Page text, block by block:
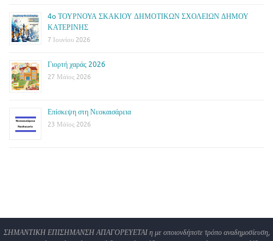
4o ΤΟΥΡΝΟΥΑ ΣΚΑΚΙΟΥ ΔΗΜΟΤΙΚΩΝ ΣΧΟΛΕΙΩΝ ΔΗΜΟΥ
ΚΑΤΕΡΙΝΗΣ
7 Ιουνίου 2026
Γιορτή χαράς 2026
27 Μάϊος 2026
Επίσκεψη στη Νεοκαισάρεια
23 Μάϊος 2026
ΣΗΜΑΝΤΙΚΗ ΕΠΙΣΗΜΑΝΣΗ ΑΠΑΓΟΡΕΥΕΤΑΙ η με οποιονδήποτε τρόπο αναδημοσίευση,